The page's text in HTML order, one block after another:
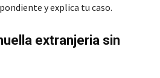
y explica tu caso.
extranjeria sin